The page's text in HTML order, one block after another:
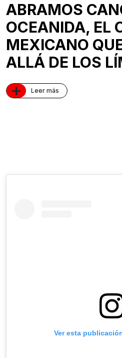
ABRAMOS
OCEANIDA, EL
MEXICANO
ALLÁ DE LOS
+ Leer más
Ver esta